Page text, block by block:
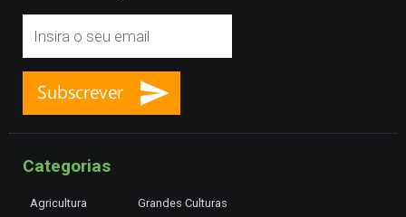
Categorias
Agricultura
Grandes Culturas